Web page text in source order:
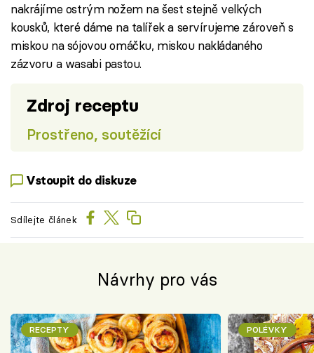
nakrájíme ostrým nožem na šest stejně velkých
kousků, které dáme na talířek a servírujeme zároveň s
miskou na sójovou omáčku, miskou nakládaného
zázvoru a wasabi pastou.
Zdroj receptu
Prostřeno, soutěžící
Vstoupit do diskuze
Sdílejte článek
Návrhy pro vás
RECEPTY POLÉVKY